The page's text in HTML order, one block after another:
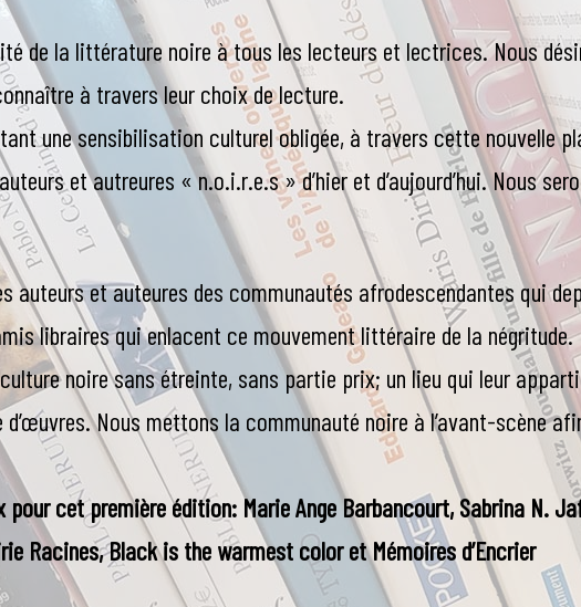
de la littérature noire à tous les lecteurs et lectrices. Nous
à travers leur choix de lecture.
une sensibilisation culturel obligée, à travers cette nouvelle
et autreures « n.o.i.r.e.s » d’hier et d’aujourd’hui. Nous
auteurs et auteures des communautés afrodescendantes qui
libraires qui enlacent ce mouvement littéraire de la négritude.
culture noire sans étreinte, sans partie prix; un lieu qui leur
Nous mettons la communauté noire à l’avant-scène
cet première édition: Marie Ange Barbancourt, Sabrina N.
Racines, Black is the warmest color et Mémoires d’Encrier